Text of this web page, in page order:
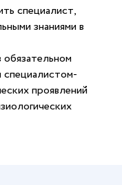
специалист,
знаниями в
проявлений